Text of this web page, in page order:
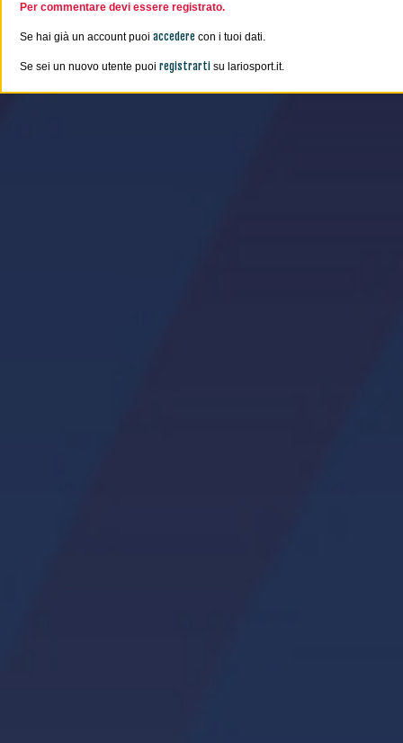
Per commentare devi essere registrato.
Se hai già un account puoi accedere con i tuoi dati.
Se sei un nuovo utente puoi registrarti su lariosport.it.